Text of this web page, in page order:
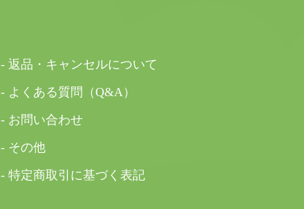
- 返品・キャンセルについて
- よくある質問（Q&A）
- お問い合わせ
- その他
- 特定商取引に基づく表記